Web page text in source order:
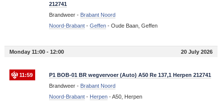
212741
Brandweer - Brabant Noord
Noord-Brabant- Geffen- Oude Baan, Geffen
Monday 11:00 - 12:00 20 July 2026
11:59
P1 BOB-01 BR wegvervoer (Auto) A50 Re 137,1 Herpen 212741
Brandweer - Brabant Noord
Noord-Brabant- Herpen-A50, Herpen